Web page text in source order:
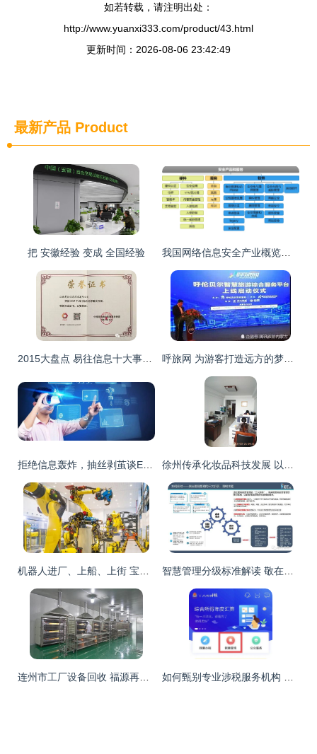
如若转载，请注明出处：
http://www.yuanxi333.com/product/43.html
更新时间：2026-08-06 23:42:49
最新产品 Product
把 安徽经验 变成 全国经验